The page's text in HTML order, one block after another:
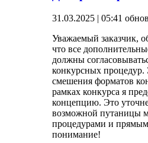
31.03.2025 | 05:41
Уважаемый заказчик,
что все
должны
конкурсных
смешения форматов
рамках конкурса я
концепцию. Это
возможной путаницы
процедурами и
понимание!